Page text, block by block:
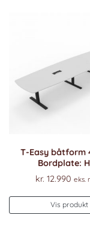
T-Easy båtform
Bordplate:
kr. 12.990 eks.
Vis produkt